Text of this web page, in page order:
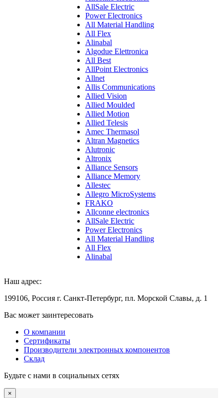
AllSale Electric
Power Electronics
All Material Handling
All Flex
Alinabal
Algodue Elettronica
All Best
AllPoint Electronics
Allnet
Allis Communications
Allied Vision
Allied Moulded
Allied Motion
Allied Telesis
Amec Thermasol
Altran Magnetics
Alutronic
Altronix
Alliance Sensors
Alliance Memory
Allestec
Allegro MicroSystems
FRAKO
Allconne electronics
AllSale Electric
Power Electronics
All Material Handling
All Flex
Alinabal
Наш адрес:
199106, Россия г. Санкт-Петербург, пл. Морской Славы, д. 1
Вас может заинтересовать
О компании
Сертификаты
Производители электронных компонентов
Склад
Будьте с нами в социальных сетях
×